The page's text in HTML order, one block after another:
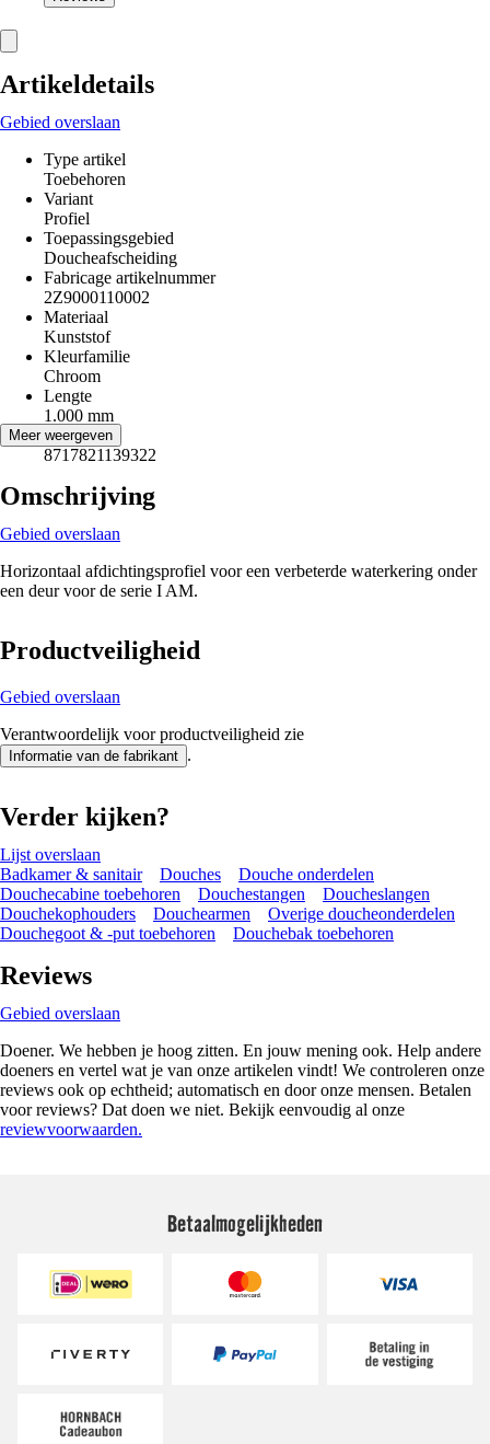
Artikeldetails
Gebied overslaan
Type artikel
Toebehoren
Variant
Profiel
Toepassingsgebied
Doucheafscheiding
Fabricage artikelnummer
2Z9000110002
Materiaal
Kunststof
Kleurfamilie
Chroom
Lengte
1.000 mm
EAN
8717821139322
Meer weergeven
Omschrijving
Gebied overslaan
Horizontaal afdichtingsprofiel voor een verbeterde waterkering onder
een deur voor de serie I AM.
Productveiligheid
Gebied overslaan
Verantwoordelijk voor productveiligheid zie
Informatie van de fabrikant .
Verder kijken?
Lijst overslaan
Badkamer & sanitair
Douches
Douche onderdelen
Douchecabine toebehoren
Douchestangen
Doucheslangen
Douchekophouders
Douchearmen
Overige doucheonderdelen
Douchegoot & -put toebehoren
Douchebak toebehoren
Reviews
Gebied overslaan
Doener. We hebben je hoog zitten. En jouw mening ook. Help andere
doeners en vertel wat je van onze artikelen vindt! We controleren onze
reviews ook op echtheid; automatisch en door onze mensen. Betalen
voor reviews? Dat doen we niet. Bekijk eenvoudig al onze
reviewvoorwaarden.
Betaalmogelijkheden